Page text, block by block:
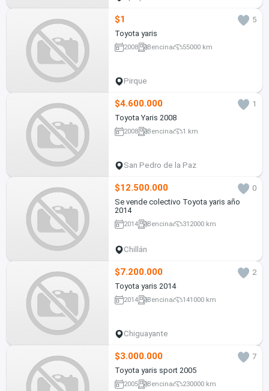
$1
5
Toyota yaris
2008 Bencina 55000 km
Pirque
$4.600.000
1
Toyota Yaris 2008
2008 Bencina 1 km
San Pedro de la Paz
$12.500.000
0
Se vende colectivo Toyota yaris año
2014
2014 Bencina 312000 km
Chillán
$7.200.000
2
Toyota yaris 2014
2014 Bencina 141000 km
Chiguayante
$3.000.000
7
Toyota yaris sport 2005
2005 Bencina 230000 km